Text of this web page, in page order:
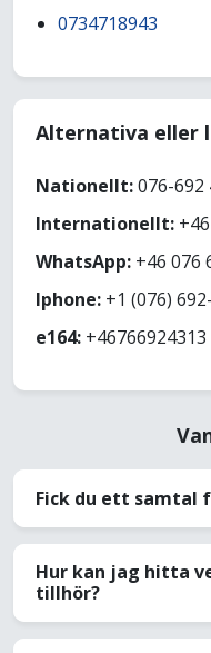
0734718943
Alternativa eller
Nationellt:076-692
Internationellt:
WhatsApp: +46 076
Iphone: +1 (076)
e164: +46766924313
Fick du ett samtal
Hur kan jag hitta
tillhör?